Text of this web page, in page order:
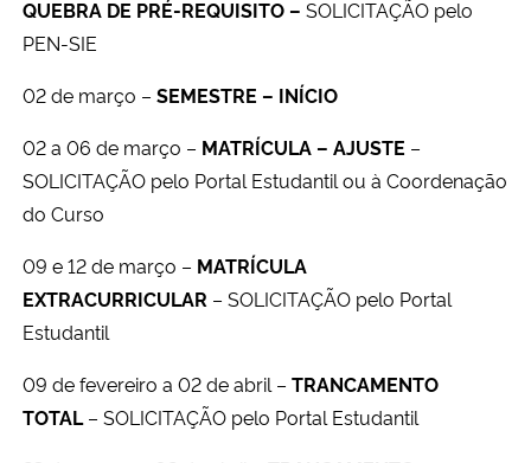
Ministério da Mulher, da Família e dos Direitos Humanos
Secretaria-Geral
Secretaria de Governo
Advocacia-Geral da União
Planalto
QUEBRA DE PRÉ-REQUISITO – SOLICITAÇÃO pelo
PEN-SIE
02 de março – SEMESTRE – INÍCIO
02 a 06 de março – MATRÍCULA – AJUSTE –
SOLICITAÇÃO pelo Portal Estudantil ou à Coordenação
do Curso
09 e 12 de março – MATRÍCULA
EXTRACURRICULAR – SOLICITAÇÃO pelo Portal
Estudantil
09 de fevereiro a 02 de abril – TRANCAMENTO
TOTAL– SOLICITAÇÃO pelo Portal Estudantil